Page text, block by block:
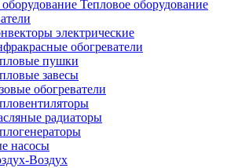
Тепловое оборудование
электрические
обогреватели
пушки
завесы
обогреватели
радиаторы
насосы
Воздух